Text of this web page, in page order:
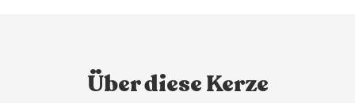
Über diese Kerze